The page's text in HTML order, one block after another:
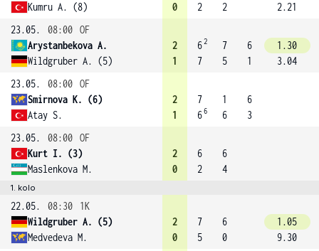
Kumru A. (8)
0
2
2
2.21
23.05.
08:00 OF
Arystanbekova A.
Wildgruber A. (5)
2
1
62
7
7
5
6
1
1.30
3.04
23.05.
08:00 OF
Smirnova K. (6)
Atay S.
2
1
7
66
1
6
6
3
23.05.
08:00 OF
Kurt I. (3)
Maslenkova M.
2
0
6
2
6
4
1. kolo
22.05. 08:30
1K
Wildgruber A. (5)
Medvedeva M.
2
0
7
5
6
0
1.05
9.30